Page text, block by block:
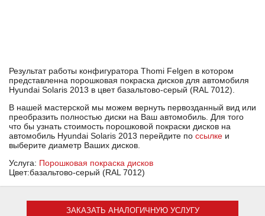
Результат работы конфигуратора Thomi Felgen в котором
представленна порошковая покраска дисков для автомобиля
Hyundai Solaris 2013 в цвет базальтово-серый (RAL 7012).
В нашей мастерской мы можем вернуть первозданный вид или
преобразить полностью диски на Ваш автомобиль. Для того
что бы узнать стоимость порошковой покраски дисков на
автомобиль Hyundai Solaris 2013 перейдите по ссылке и
выберите диаметр Ваших дисков.
Услуга: Порошковая покраска дисков
Цвет:базальтово-серый (RAL 7012)
ЗАКАЗАТЬ АНАЛОГИЧНУЮ УСЛУГУ